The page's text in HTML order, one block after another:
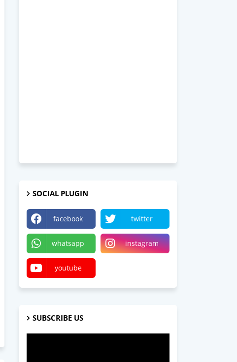
SOCIAL PLUGIN
facebook twitter
whatsapp instagram
youtube
SUBSCRIBE US